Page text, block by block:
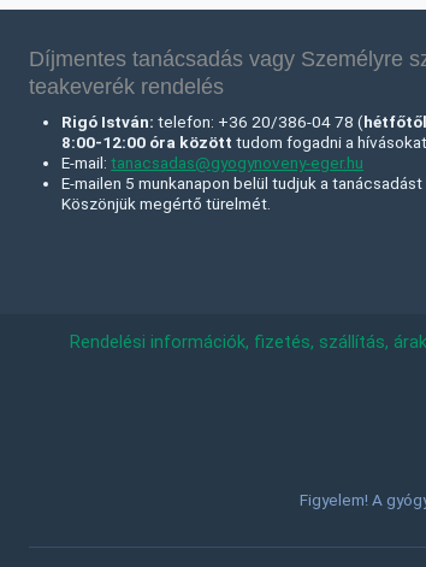
Díjmentes tanácsadás vagy Személyre
teakeverék rendelés
Rigó István:telefon: +36 20/386-04 78 (
8:00-12:00 óra között tudom fogadni a
E-mail:tanacsadas@gyogynoveny-eger.hu
E-mailen 5 munkanapon belül tudjuk a tanácsadást
Köszönjük megértő türelmét.
Rendelési információk, fizetés, szállítás, árak
Figyelem! A